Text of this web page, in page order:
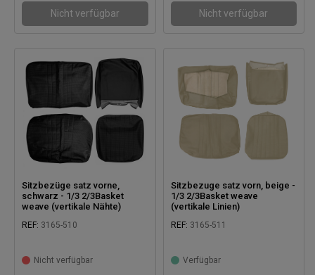
Nicht verfügbar Nicht verfügbar
Sitzbezüge satz vorne,
schwarz - 1/3 2/3Basket
weave (vertikale Nähte)
REF: 3165-510
Nicht verfügbar
Sitzbezuge satz vorn, beige -
1/3 2/3Basket weave
(vertikale Linien)
REF: 3165-511
Verfügbar